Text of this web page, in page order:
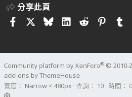
分享此頁
FacebookBlueskyLinkedIn
Reddit
Community platform by XenForo® © 2010-
add-ons by ThemeHouse
寬度
查詢 10 時間